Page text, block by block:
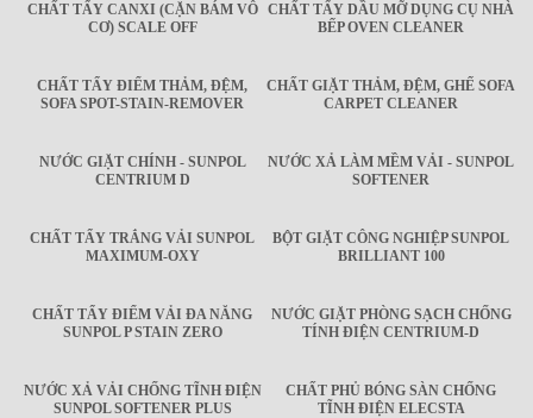
CHẤT TẨY CANXI (CẶN BÁM VÔ
CƠ) SCALE OFF
CHẤT TẨY DẦU MỠ DỤNG CỤ NHÀ
BẾP OVEN CLEANER
CHẤT TẨY ĐIỂM THẢM, ĐỆM,
SOFA SPOT-STAIN-REMOVER
CHẤT GIẶT THẢM, ĐỆM, GHẾ SOFA
CARPET CLEANER
NƯỚC GIẶT CHÍNH - SUNPOL
CENTRIUM D
NƯỚC XẢ LÀM MỀM VẢI - SUNPOL
SOFTENER
CHẤT TẨY TRẮNG VẢI SUNPOL
MAXIMUM-OXY
BỘT GIẶT CÔNG NGHIỆP SUNPOL
BRILLIANT 100
CHẤT TẨY ĐIỂM VẢI ĐA NĂNG
SUNPOL P STAIN ZERO
NƯỚC GIẶT PHÒNG SẠCH CHỐNG
TÍNH ĐIỆN CENTRIUM-D
NƯỚC XẢ VẢI CHỐNG TĨNH ĐIỆN
SUNPOL SOFTENER PLUS
CHẤT PHỦ BÓNG SÀN CHỐNG
TĨNH ĐIỆN ELECSTA